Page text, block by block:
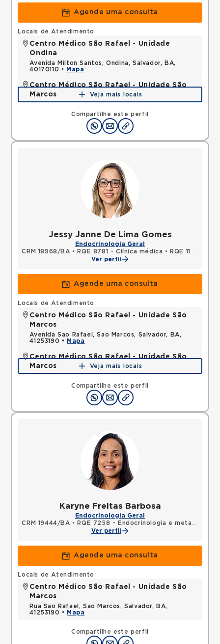
Agende uma consulta
Compartilhe este perfil
Locais de Atendimento
Centro Médico São Rafael - Unidade
Ondina
Avenida Milton Santos, Ondina, Salvador, BA,
40170110 •
Mapa
Centro Médico São Rafael - Unidade São
Marcos
Rua Sao Rafael, Sao Marcos, Salvador, BA,
Mapa
Veja mais locais
Jessy Janne De Lima Gomes
Endocrinologia Geral
CRM 18968/BA • RQE 8781 - Clínica médica •
RQE 11243 - Endocrinologia e metabologia
Ver perfil
Agende uma consulta
Compartilhe este perfil
Locais de Atendimento
Centro Médico São Rafael - Unidade São
Marcos
Avenida Sao Rafael, Sao Marcos, Salvador, BA,
41253190 •
Mapa
Centro Médico São Rafael - Unidade São
Marcos
Rua Sao Rafael, Sao Marcos, Salvador, BA,
Mapa
Veja mais locais
Karyne Freitas Barbosa
Endocrinologia Geral
CRM 19444/BA •
RQE 7258 - Endocrinologia e metabologia
Ver perfil
Agende uma consulta
Compartilhe este perfil
Locais de Atendimento
Centro Médico São Rafael - Unidade São
Marcos
Rua Sao Rafael, Sao Marcos, Salvador, BA,
41253190 •
Mapa